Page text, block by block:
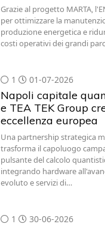
Grazie al progetto MARTA,
per ottimizzare la
produzione energetica e
costi operativi dei grandi
1 01-07-2026
Napoli capitale
e TEA TEK Group
eccellenza europea
Una partnership strategica
trasforma il capoluogo
pulsante del calcolo
integrando hardware
evoluto e servizi di…
1 30-06-2026